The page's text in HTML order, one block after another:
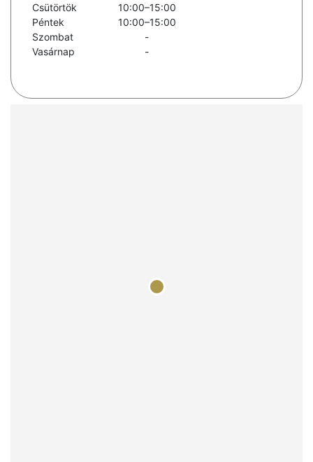
Csütörtök
10:00–15:00
Péntek
10:00–15:00
Szombat
-
Vasárnap
-